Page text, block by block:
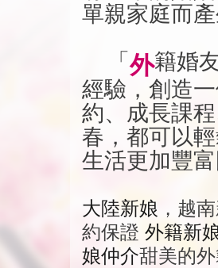
單親家庭而
「外籍婚
經驗，創造
約、成長課
春，都可以
生活更加豐
大陸新娘 ，越
約保證 外籍新
娘仲介甜美的